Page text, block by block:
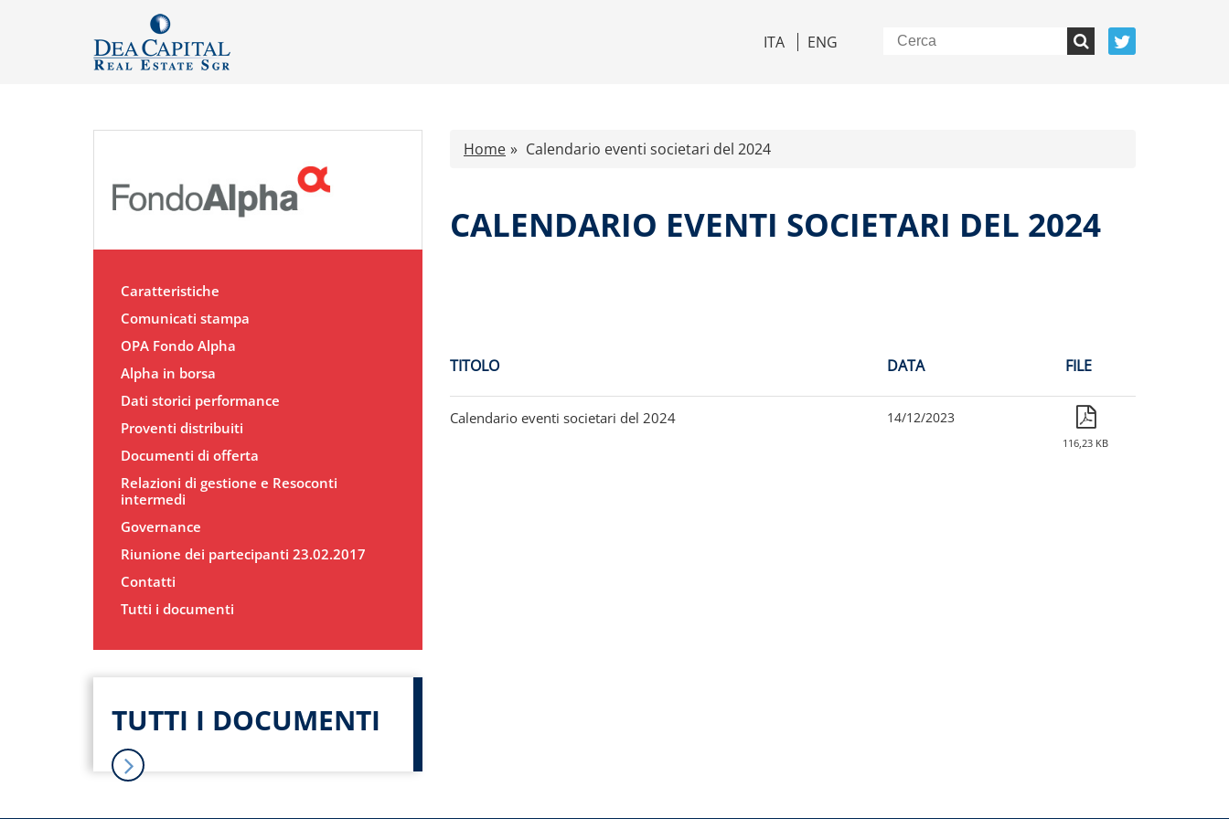
ITA ENG
Caratteristiche
Comunicati stampa
OPA Fondo Alpha
Alpha in borsa
Dati storici performance
Proventi distribuiti
Documenti di offerta
Relazioni di gestione e Resoconti
intermedi
Governance
Riunione dei partecipanti 23.02.2017
Contatti
Tutti i documenti
TUTTI I DOCUMENTI
Home Calendario eventi societari del 2024
CALENDARIO EVENTI SOCIETARI DEL 2024
TITOLO DATA FILE
Calendario eventi societari del 2024 14/12/2023
116,23 KB